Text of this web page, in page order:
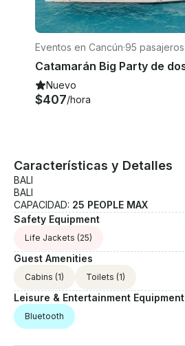
Eventos en Cancún·95 pasajeros
Nuevo
$407/hora
Características y Detalles
BALI
BALI
CAPACIDAD: 25 PEOPLE MAX
Safety Equipment
Life Jackets (25)
Guest Amenities
Cabins (1) Toilets (1)
Leisure & Entertainment Equipment
Bluetooth